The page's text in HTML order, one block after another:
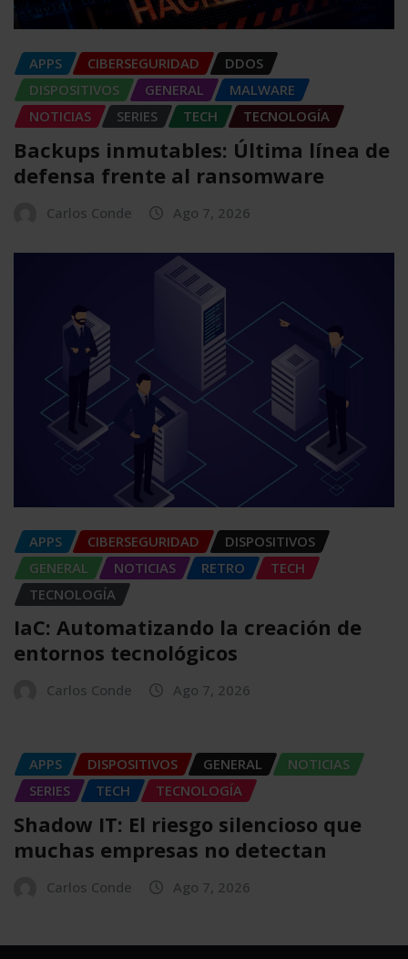
APPS CIBERSEGURIDAD
DDOS
DISPOSITIVOS
GENERAL
MALWARE
NOTICIAS
SERIES TECH TECNOLOGÍA
Backups inmutables: Última línea de
defensa frente al ransomware
Carlos Conde Ago 7, 2026
APPS CIBERSEGURIDAD
DISPOSITIVOS
GENERAL
NOTICIAS RETRO
TECH
TECNOLOGÍA
IaC: Automatizando la creación de
entornos tecnológicos
Carlos Conde Ago 7, 2026
APPS DISPOSITIVOS GENERAL
NOTICIAS
SERIES
TECH TECNOLOGÍA
Shadow IT: El riesgo silencioso que
muchas empresas no detectan
Carlos Conde Ago 7, 2026